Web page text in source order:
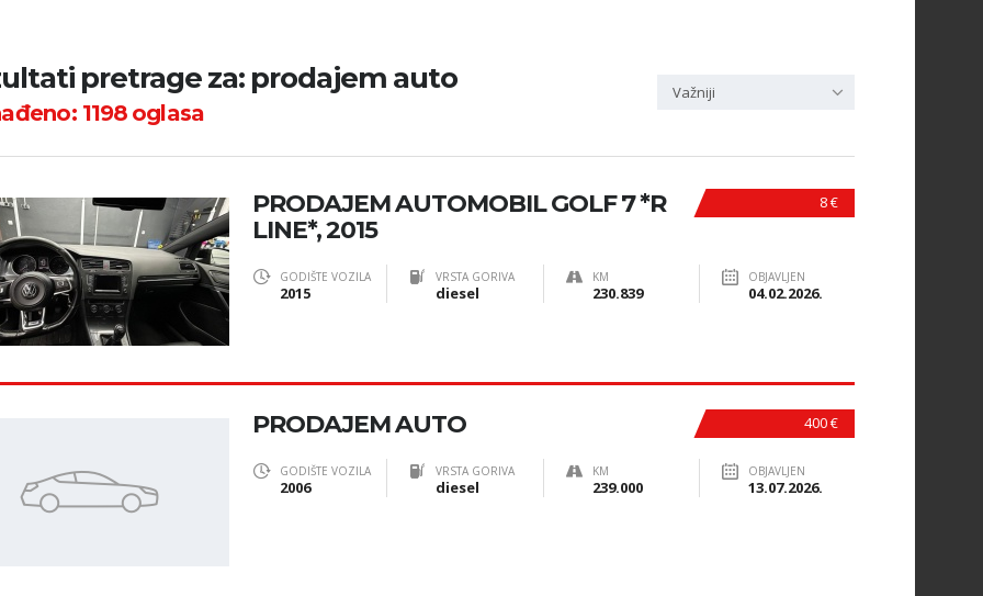
pretrage za: prodajem auto
1198oglasa
Važniji
8 €
PRODAJEM AUTOMOBIL GOLF 7 *R
LINE*, 2015
GODIŠTE VOZILA
2015
VRSTA GORIVA
diesel
KM
230.839
OBJAVLJEN
04.02.2026.
400 €
PRODAJEM AUTO
GODIŠTE VOZILA
2006
VRSTA GORIVA
diesel
KM
239.000
OBJAVLJEN
13.07.2026.